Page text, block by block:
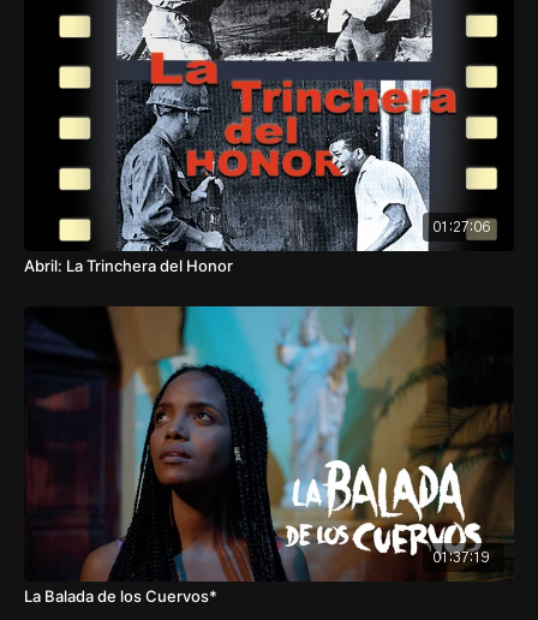
used to terrorist attack in Spain, but after the
arrest of suspect, everything turns out to be an
unexpected surprise begins.
01:27:06
Abril: La Trinchera del Honor
01:37:19
La Balada de los Cuervos*